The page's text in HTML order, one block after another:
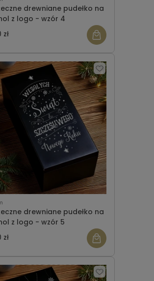
drewniane pudełko na
z logo - wzór 4
drewniane pudełko na
z logo - wzór 5